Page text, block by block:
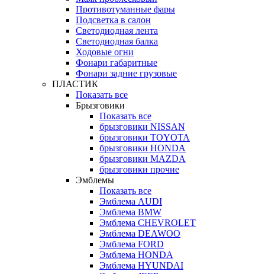
Противотуманные фары
Подсветка в салон
Светодиодная лента
Светодиодная балка
Ходовые огни
Фонари габаритные
Фонари задние грузовые
ПЛАСТИК
Показать все
Брызговики
Показать все
брызговики NISSAN
брызговики TOYOTA
брызговики HONDA
брызговики MAZDA
брызговики прочие
Эмблемы
Показать все
Эмблема AUDI
Эмблема BMW
Эмблема CHEVROLET
Эмблема DEAWOO
Эмблема FORD
Эмблема HONDA
Эмблема HYUNDAI